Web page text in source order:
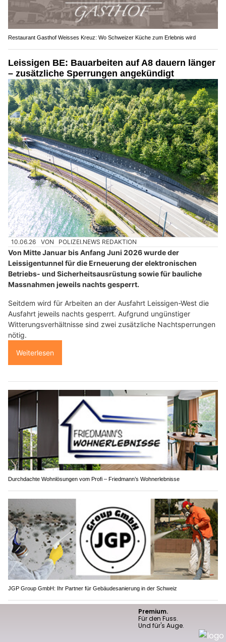
Restaurant Gasthof Weisses Kreuz: Wo Schweizer Küche zum Erlebnis wird
Leissigen BE: Bauarbeiten auf A8 dauern länger
– zusätzliche Sperrungen angekündigt
10.06.26 VON POLIZEI.NEWS REDAKTION
Von Mitte Januar bis Anfang Juni 2026 wurde der
Leissigentunnel für die Erneuerung der elektronischen
Betriebs- und Sicherheitsausrüstung sowie für bauliche
Massnahmen jeweils nachts gesperrt.
Seitdem wird für Arbeiten an der Ausfahrt Leissigen-West die
Ausfahrt jeweils nachts gesperrt. Aufgrund ungünstiger
Witterungsverhältnisse sind zwei zusätzliche Nachtsperrungen
nötig.
Weiterlesen
Durchdachte Wohnlösungen vom Profi – Friedmann’s Wohnerlebnisse
JGP Group GmbH: Ihr Partner für Gebäudesanierung in der Schweiz